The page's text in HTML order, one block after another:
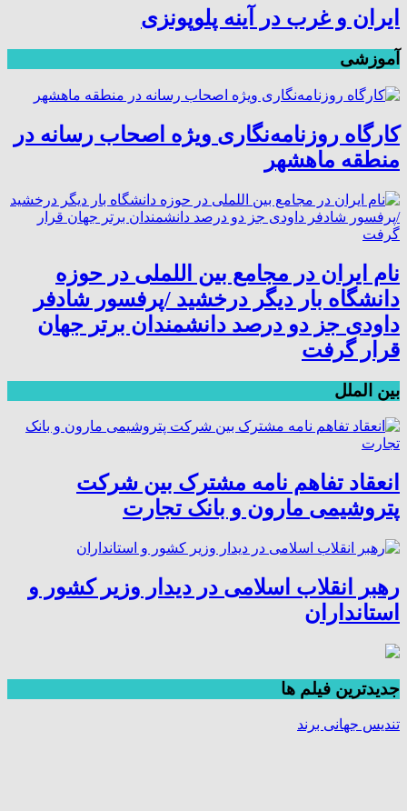
ایران و غرب در آینه پلوپونزی
آموزشی
کارگاه روزنامه‌نگاری ویژه اصحاب رسانه در
منطقه ماهشهر
نام ایران در مجامع بین اللملی در حوزه
دانشگاه بار دیگر درخشید /پرفسور شادفر
داودی جز دو درصد دانشمندان برتر جهان
قرار گرفت
بین الملل
انعقاد تفاهم نامه مشترک بین شرکت
پتروشیمی مارون و بانک تجارت
رهبر انقلاب اسلامی در دیدار وزیر کشور و
استانداران
جديدترين فیلم ها
تندیس جهانی برند